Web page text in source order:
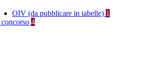
OIV (da pubblicare in tabelle) 1
4